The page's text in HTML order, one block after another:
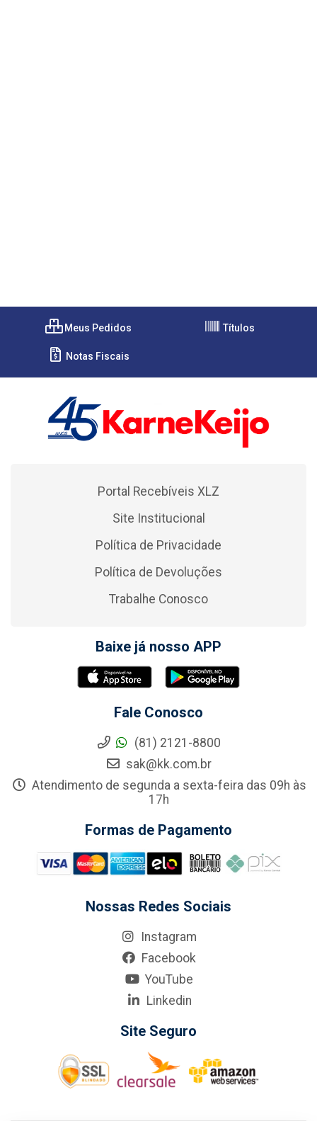
Meus Pedidos Títulos
Notas Fiscais
Portal Recebíveis XLZ
Site Institucional
Política de Privacidade
Política de Devoluções
Trabalhe Conosco
Baixe já nosso APP
Fale Conosco
(81) 2121-8800
sak@kk.com.br
Atendimento de segunda a sexta-feira das 09h às
17h
Formas de Pagamento
Nossas Redes Sociais
Instagram
Facebook
YouTube
Linkedin
Site Seguro